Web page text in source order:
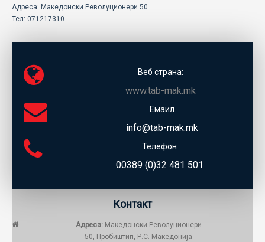
СПОРТ
НОВОСТИ
ЗА НАС
ГАЛЕРИЈА
КОНТАКТ
Адреса: Македонски Револуционери 50
Тел: 071217310
Веб страна:
www.tab-mak.mk
Емаил
info@tab-mak.mk
Телефон
00389 (0)32 481 501
Контакт
Адреса:Македонски Револуционери
50, Пробиштип, Р.С. Македонија